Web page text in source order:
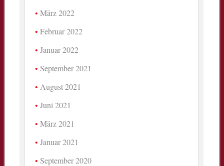
März 2022
Februar 2022
Januar 2022
September 2021
August 2021
Juni 2021
März 2021
Januar 2021
September 2020